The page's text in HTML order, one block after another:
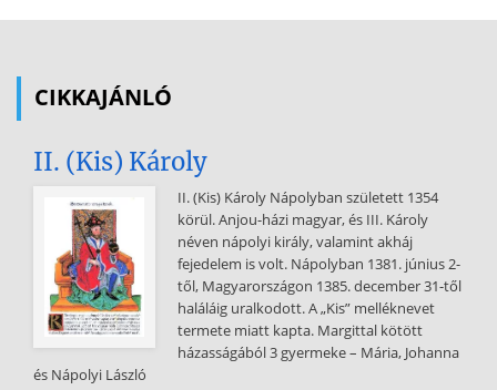
nyilvánosságnak az ARPANetet. Ray Thomlinson megírja az első
egyszerű programocska szöveges üzeneteket tud küldeni és fogadni
Az Internet legfontosabb alkalmazási területe nyílik meg. Az
ARPANet-nek már 23 csomópontja van 1 Melléklet: Front I.ppt 2.
Barhács OktatóKözpont Frontpage modul 1.fejezet 1973 Vinton Cerf
stanfordi kutató és Bob Kahn DARPA-főnök új nyelvet keres a
hálózatnak. Elkezdik fejleszteni a TCP/IP protokollt (Transmission
Controll Protocol/Internet Protocol), amely aztán hosszú évekig
(tulajdonképpen a mai napig) az Internetbe kötött számítógépek
közös nyelve lesz, sőt maga az Internet elnevezés is innen származik.
CIKKAJÁNLÓ
II. (Kis) Károly
II. (Kis) Károly Nápolyban született 1354
körül. Anjou-házi magyar, és III. Károly
néven nápolyi király, valamint akháj
fejedelem is volt. Nápolyban 1381. június 2-
től, Magyarországon 1385. december 31-től
haláláig uralkodott. A „Kis” melléknevet
termete miatt kapta. Margittal kötött
házasságából 3 gyermeke – Mária, Johanna
és Nápolyi László